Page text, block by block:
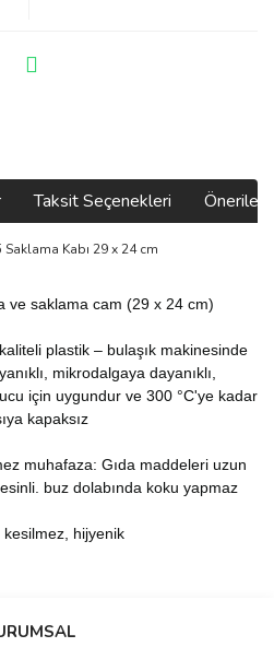
Taksit Seçenekleri
Kabı 29 x 24 cm
ve saklama cam (29 x 24 cm)
plastik – bulaşık makinesinde
mikrodalgaya dayanıklı,
için uygundur ve 300 °C'ye kadar
kapaksız
muhafaza: Gıda maddeleri uzun
buz dolabında koku yapmaz
kesilmez, hijyenik
yorumu siz yapın!